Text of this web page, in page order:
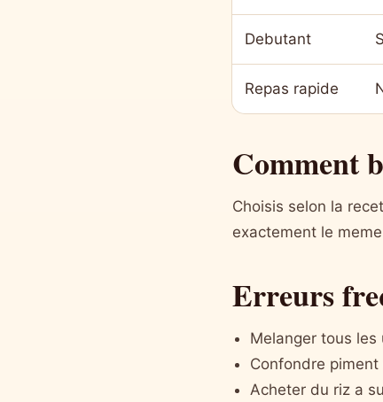
Debutant
Repas rapide
Comment
Choisis selon la
exactement le
Erreurs
Melanger tous les
Confondre
Acheter du riz a